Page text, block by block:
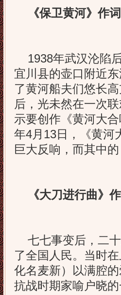
《保卫黄河》作
1938年武汉沦陷
宜川县的壶口附近
了黄河船夫们悠长
后，光未然在一次
示要创作《黄河大
年4月13日，《黄河
巨大反响，而其中
《大刀进行曲》
七七事变后，二十
了全国人民。当时
化名麦新）以满腔
抗战时期家喻户晓